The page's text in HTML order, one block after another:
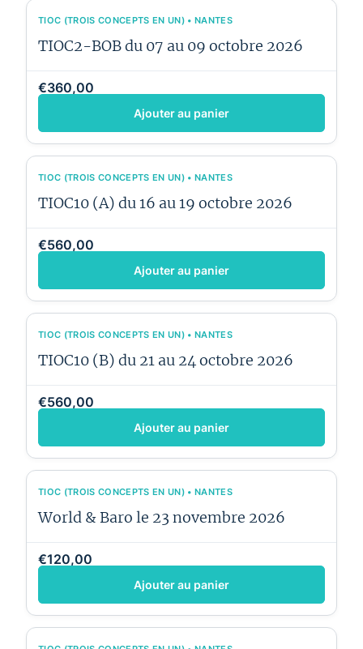
TIOC (TROIS CONCEPTS EN UN) • NANTES
TIOC2-BOB du 07 au 09 octobre 2026
€360,00
Ajouter au panier
TIOC (TROIS CONCEPTS EN UN) • NANTES
TIOC10 (A) du 16 au 19 octobre 2026
€560,00
Ajouter au panier
TIOC (TROIS CONCEPTS EN UN) • NANTES
TIOC10 (B) du 21 au 24 octobre 2026
€560,00
Ajouter au panier
TIOC (TROIS CONCEPTS EN UN) • NANTES
World & Baro le 23 novembre 2026
€120,00
Ajouter au panier